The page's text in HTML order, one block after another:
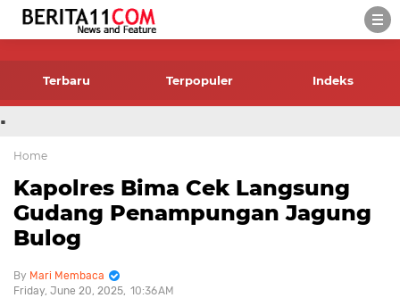
Terbaru Terpopuler Indeks
.
Home
Kapolres Bima Cek Langsung
Gudang Penampungan Jagung
Bulog
Mari Membaca
Friday, June 20, 2025 10:36 AM